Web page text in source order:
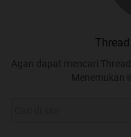
Agan dapat mencari
Menemukan